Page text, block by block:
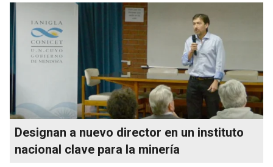
Designan a nuevo director en un instituto
nacional clave para la minería